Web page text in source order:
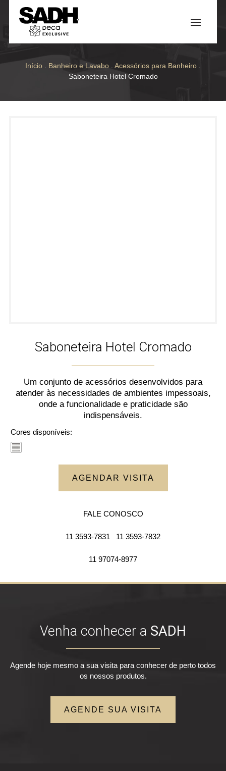
Início Banheiro e Lavabo Acessórios para Banheiro
Saboneteira Hotel Cromado
Saboneteira Hotel Cromado
Um conjunto de acessórios desenvolvidos para
atender às necessidades de ambientes impessoais,
onde a funcionalidade e praticidade são
indispensáveis.
Cores disponíveis:
AGENDAR VISITA
FALE CONOSCO
11 3593-7831 11 3593-7832
11 97074-8977
Venha conhecer a SADH
Agende hoje mesmo a sua visita para conhecer de perto todos
os nossos produtos.
AGENDE SUA VISITA